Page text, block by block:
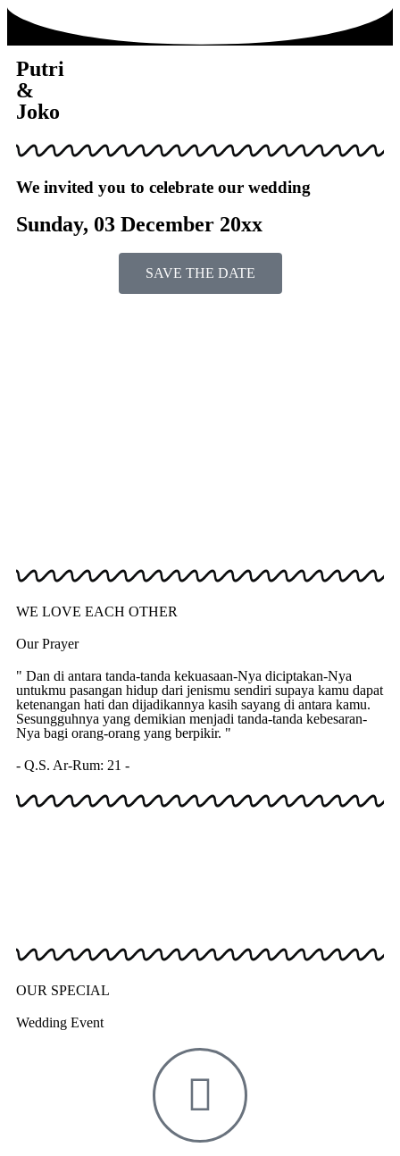
Putri
&
Joko
We invited you to celebrate our wedding
Sunday, 03 December 20xx
SAVE THE DATE
WE LOVE EACH OTHER
Our Prayer
" Dan di antara tanda-tanda kekuasaan-Nya diciptakan-Nya
untukmu pasangan hidup dari jenismu sendiri supaya kamu dapat
ketenangan hati dan dijadikannya kasih sayang di antara kamu.
Sesungguhnya yang demikian menjadi tanda-tanda kebesaran-
Nya bagi orang-orang yang berpikir. "
- Q.S. Ar-Rum: 21 -
OUR SPECIAL
Wedding Event